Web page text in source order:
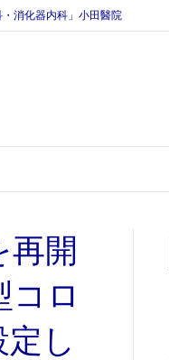
消化器内科」小田醫院
再開
コロ
し